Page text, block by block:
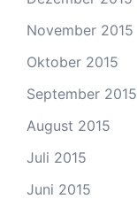
November 2015
Oktober 2015
September 2015
August 2015
Juli 2015
Juni 2015